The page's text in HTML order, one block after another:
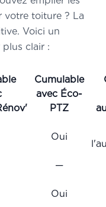
votre toiture ? La
Voici un
clair :
Cumulable
avec Éco-
PTZ
Oui
—
Oui